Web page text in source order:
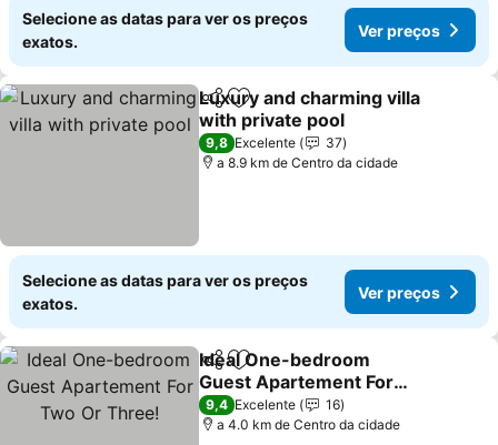
Selecione as datas para ver os preços
exatos.
Ver preços
PartilharAdicionar aos favoritos
Luxury and charming villa
with private pool
9,8 Excelente
37
a 8.9 km de Centro da cidade
Selecione as datas para ver os preços
exatos.
Ver preços
PartilharAdicionar aos favoritos
Ideal One-bedroom
Guest Apartement For
Two Or Three!
9,4 Excelente
16
a 4.0 km de Centro da cidade